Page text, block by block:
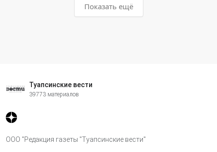
Показать ещё
Туапсинские вести
39773 материалов
ООО "Редакция газеты "Туапсинские вести"